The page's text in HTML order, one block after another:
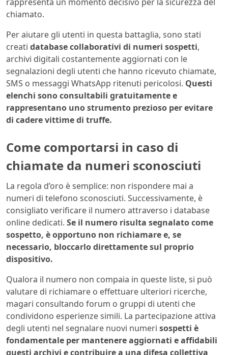
chiamato.
Per aiutare gli utenti in questa battaglia, sono stati
creati database collaborativi di numeri sospetti,
archivi digitali costantemente aggiornati con le
segnalazioni degli utenti che hanno ricevuto chiamate,
SMS o messaggi WhatsApp ritenuti pericolosi. Questi
elenchi sono consultabili gratuitamente e
rappresentano uno strumento prezioso per evitare
di cadere vittime di truffe.
Come comportarsi in caso di
chiamate da numeri sconosciuti
La regola d’oro è semplice: non rispondere mai a
numeri di telefono sconosciuti. Successivamente, è
consigliato verificare il numero attraverso i database
online dedicati. Se il numero risulta segnalato come
sospetto, è opportuno non richiamare e, se
necessario, bloccarlo direttamente sul proprio
dispositivo.
Qualora il numero non compaia in queste liste, si può
valutare di richiamare o effettuare ulteriori ricerche,
magari consultando forum o gruppi di utenti che
condividono esperienze simili. La partecipazione attiva
degli utenti nel segnalare nuovi numeri sospetti è
fondamentale per mantenere aggiornati e affidabili
questi archivi e contribuire a una difesa collettiva